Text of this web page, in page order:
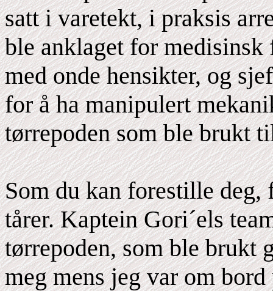
satt i varetekt, i praksis
ble anklaget for
med onde hensikter, og
for å ha manipulert
tørrepoden som ble brukt
Som du kan forestille
tårer. Kaptein Gori´els
tørrepoden, som ble brukt
meg mens jeg var om